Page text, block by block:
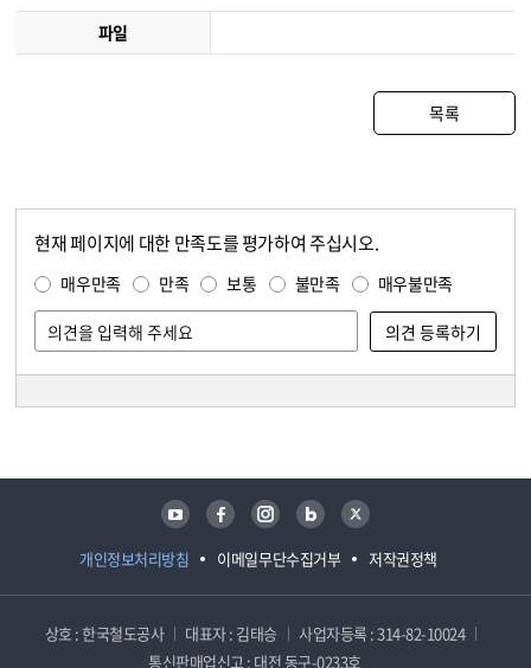
파일
목록
현재 페이지에 대한 만족도를 평가하여 주십시오.
매우만족 만족 보통 불만족 매우불만족
개인정보처리방침 이메일무단수집거부 저작권정책
유튜브 페이스북 인스타그램 블로그 트위터
상호 : 한국철도공사 대표자 : 김태승
사업자등록 : 314-82-10024
통신판매업신고 : 대전 동구-0233호